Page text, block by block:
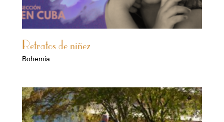
Retratos de niñez
Bohemia